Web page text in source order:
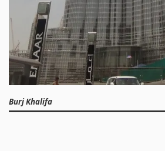
Burj Khalifa